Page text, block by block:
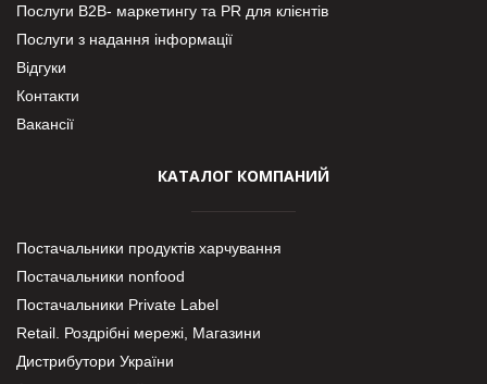
Послуги В2В- маркетингу та PR для клієнтів
Послуги з надання інформації
Відгуки
Контакти
Вакансії
КАТАЛОГ КОМПАНИЙ
Постачальники продуктів харчування
Постачальники nonfood
Постачальники Private Label
Retail. Роздрібні мережі, Магазини
Дистрибутори України